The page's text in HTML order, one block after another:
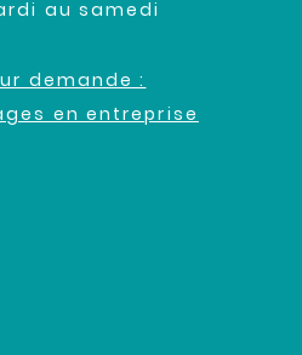
au samedi
demande :
en entreprise